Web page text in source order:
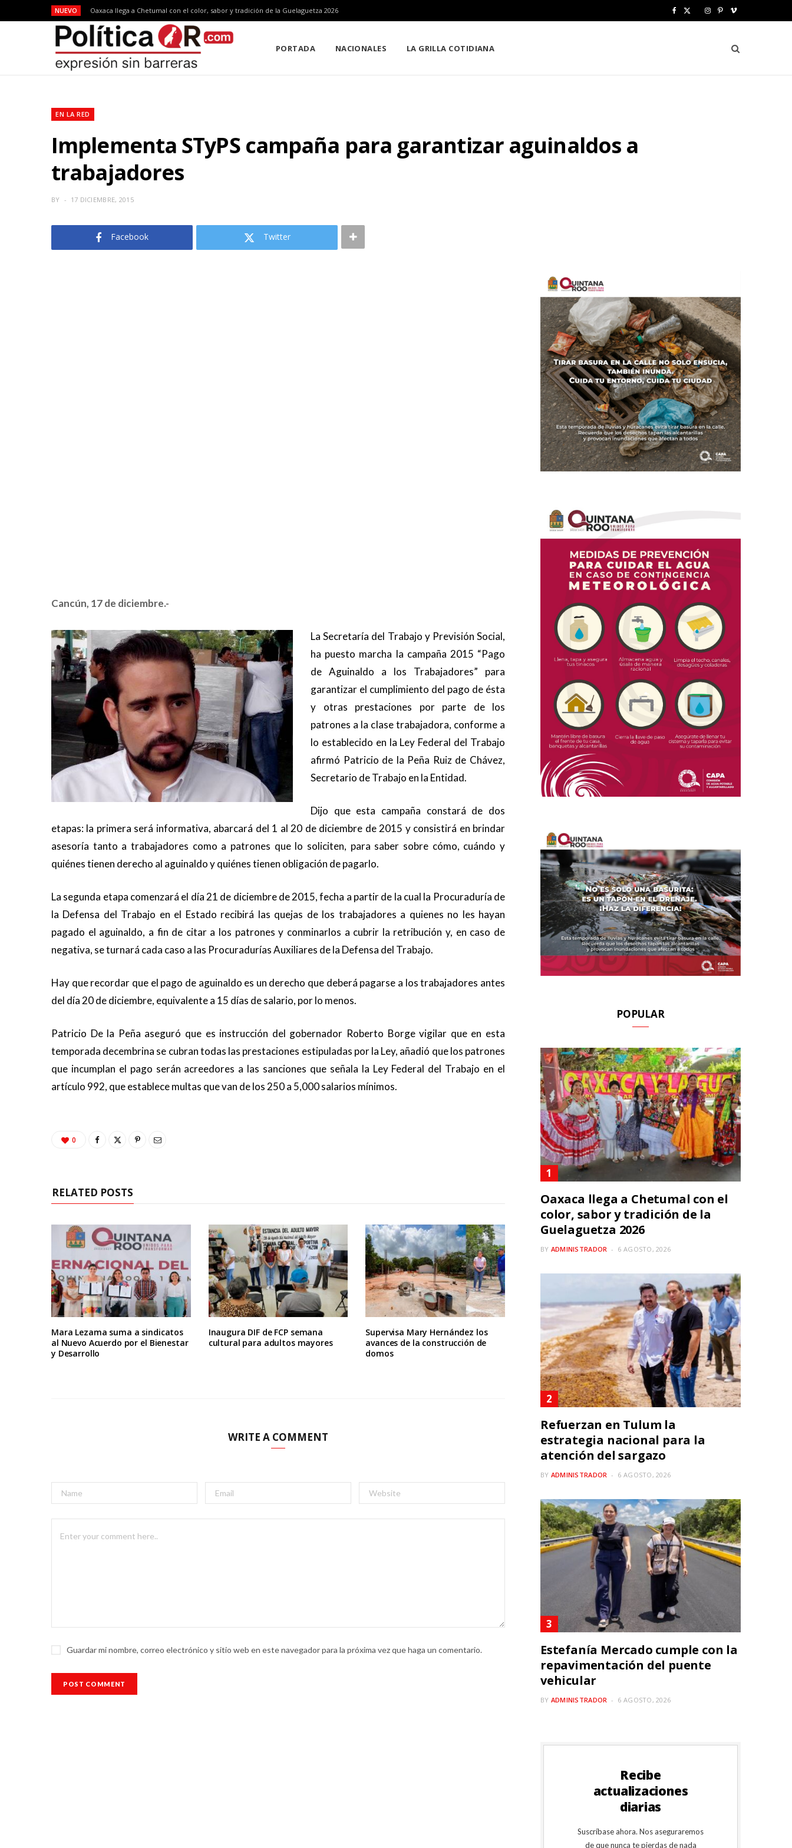
NUEVO Oaxaca llega a Chetumal con el color, sabor y tradición de la Guelaguetza 2026
e w
I
t
P
t
V
m
e
PORTADA NACIONALES LA GRILLA COTIDIANA
EN LA RED
Implementa STyPS campaña para garantizar aguinaldos a
trabajadores
BY 17 DICIEMBRE, 2015
Facebook Twitter
Cancún, 17 de diciembre.-
La Secretaría del Trabajo y Previsión Social,
ha puesto marcha la campaña 2015 “Pago
de Aguinaldo a los Trabajadores” para
garantizar el cumplimiento del pago de ésta
y otras prestaciones por parte de los
patrones a la clase trabajadora, conforme a
lo establecido en la Ley Federal del Trabajo
afirmó Patricio de la Peña Ruiz de Chávez,
Secretario de Trabajo en la Entidad.
Dijo que esta campaña constará de dos
etapas: la primera será informativa, abarcará del 1 al 20 de diciembre de 2015 y consistirá en brindar
asesoría tanto a trabajadores como a patrones que lo soliciten, para saber sobre cómo, cuándo y
quiénes tienen derecho al aguinaldo y quiénes tienen obligación de pagarlo.
La segunda etapa comenzará el día 21 de diciembre de 2015, fecha a partir de la cual la Procuraduría de
la Defensa del Trabajo en el Estado recibirá las quejas de los trabajadores a quienes no les hayan
pagado el aguinaldo, a fin de citar a los patrones y conminarlos a cubrir la retribución y, en caso de
negativa, se turnará cada caso a las Procuradurías Auxiliares de la Defensa del Trabajo.
Hay que recordar que el pago de aguinaldo es un derecho que deberá pagarse a los trabajadores antes
del día 20 de diciembre, equivalente a 15 días de salario, por lo menos.
Patricio De la Peña aseguró que es instrucción del gobernador Roberto Borge vigilar que en esta
temporada decembrina se cubran todas las prestaciones estipuladas por la Ley, añadió que los patrones
que incumplan el pago serán acreedores a las sanciones que señala la Ley Federal del Trabajo en el
artículo 992, que establece multas que van de los 250 a 5,000 salarios mínimos.
0
RELATED POSTS
Mara Lezama suma a sindicatos
al Nuevo Acuerdo por el Bienestar
y Desarrollo
Inaugura DIF de FCP semana
cultural para adultos mayores
Supervisa Mary Hernández los
avances de la construcción de
domos
WRITE A COMMENT
Guardar mi nombre, correo electrónico y sitio web en este navegador para la próxima vez que haga un comentario.
POPULAR
Oaxaca llega a Chetumal con el
color, sabor y tradición de la
Guelaguetza 2026
BY ADMINISTRADOR 6 AGOSTO, 2026
Refuerzan en Tulum la
estrategia nacional para la
atención del sargazo
BY ADMINISTRADOR 6 AGOSTO, 2026
Estefanía Mercado cumple con la
repavimentación del puente
vehicular
BY ADMINISTRADOR 6 AGOSTO, 2026
Recibe
actualizaciones
diarias
Suscríbase ahora. Nos aseguraremos
de que nunca te pierdas de nada